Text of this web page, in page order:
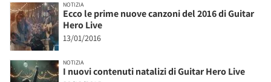
NOTIZIA
Ecco le prime nuove canzoni del 2016 di Guitar
Hero Live
13/01/2016
NOTIZIA
I nuovi contenuti natalizi di Guitar Hero Live